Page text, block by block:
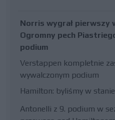
Norris wygrał pierwszy
Ogromny pech
podium
Verstappen kompletnie
wywalczonym podium
Hamilton: byliśmy w
Antonelli z 9. podium w